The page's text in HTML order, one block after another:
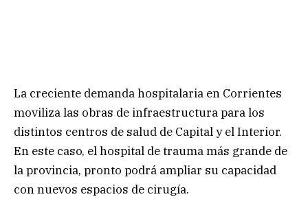
La creciente demanda hospitalaria en Corrientes
moviliza las obras de infraestructura para los
distintos centros de salud de Capital y el Interior.
En este caso, el hospital de trauma más grande de
la provincia, pronto podrá ampliar su capacidad
con nuevos espacios de cirugía.